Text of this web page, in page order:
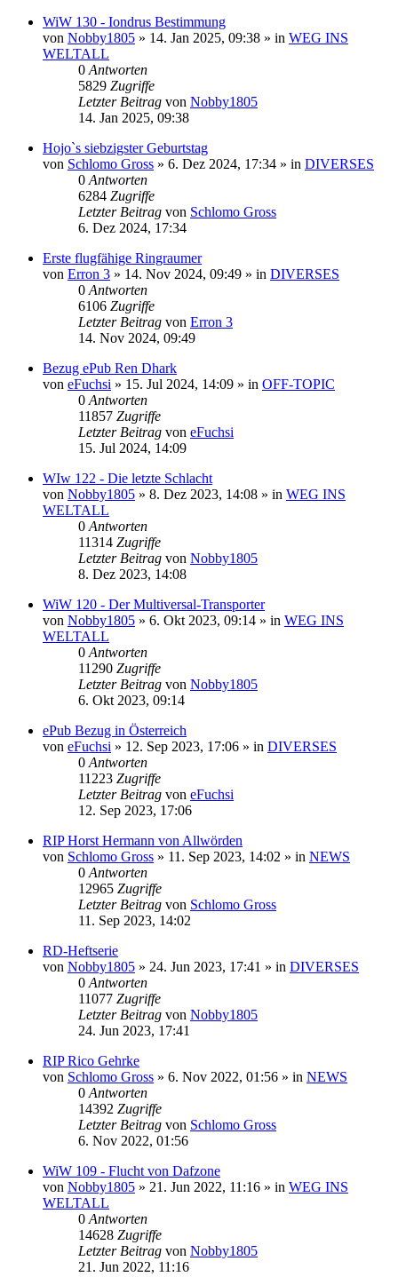
WiW 130 - Iondrus Bestimmung
von Nobby1805 » 14. Jan 2025, 09:38 » in WEG INS
WELTALL
0 Antworten
5829 Zugriffe
Letzter Beitrag von Nobby1805
14. Jan 2025, 09:38
Hojo`s siebzigster Geburtstag
von Schlomo Gross » 6. Dez 2024, 17:34 » in DIVERSES
0 Antworten
6284 Zugriffe
Letzter Beitrag von Schlomo Gross
6. Dez 2024, 17:34
Erste flugfähige Ringraumer
von Erron 3 » 14. Nov 2024, 09:49 » in DIVERSES
0 Antworten
6106 Zugriffe
Letzter Beitrag von Erron 3
14. Nov 2024, 09:49
Bezug ePub Ren Dhark
von eFuchsi » 15. Jul 2024, 14:09 » in OFF-TOPIC
0 Antworten
11857 Zugriffe
Letzter Beitrag von eFuchsi
15. Jul 2024, 14:09
WIw 122 - Die letzte Schlacht
von Nobby1805 » 8. Dez 2023, 14:08 » in WEG INS
WELTALL
0 Antworten
11314 Zugriffe
Letzter Beitrag von Nobby1805
8. Dez 2023, 14:08
WiW 120 - Der Multiversal-Transporter
von Nobby1805 » 6. Okt 2023, 09:14 » in WEG INS
WELTALL
0 Antworten
11290 Zugriffe
Letzter Beitrag von Nobby1805
6. Okt 2023, 09:14
ePub Bezug in Österreich
von eFuchsi » 12. Sep 2023, 17:06 » in DIVERSES
0 Antworten
11223 Zugriffe
Letzter Beitrag von eFuchsi
12. Sep 2023, 17:06
RIP Horst Hermann von Allwörden
von Schlomo Gross » 11. Sep 2023, 14:02 » in NEWS
0 Antworten
12965 Zugriffe
Letzter Beitrag von Schlomo Gross
11. Sep 2023, 14:02
RD-Heftserie
von Nobby1805 » 24. Jun 2023, 17:41 » in DIVERSES
0 Antworten
11077 Zugriffe
Letzter Beitrag von Nobby1805
24. Jun 2023, 17:41
RIP Rico Gehrke
von Schlomo Gross » 6. Nov 2022, 01:56 » in NEWS
0 Antworten
14392 Zugriffe
Letzter Beitrag von Schlomo Gross
6. Nov 2022, 01:56
WiW 109 - Flucht von Dafzone
von Nobby1805 » 21. Jun 2022, 11:16 » in WEG INS
WELTALL
0 Antworten
14628 Zugriffe
Letzter Beitrag von Nobby1805
21. Jun 2022, 11:16